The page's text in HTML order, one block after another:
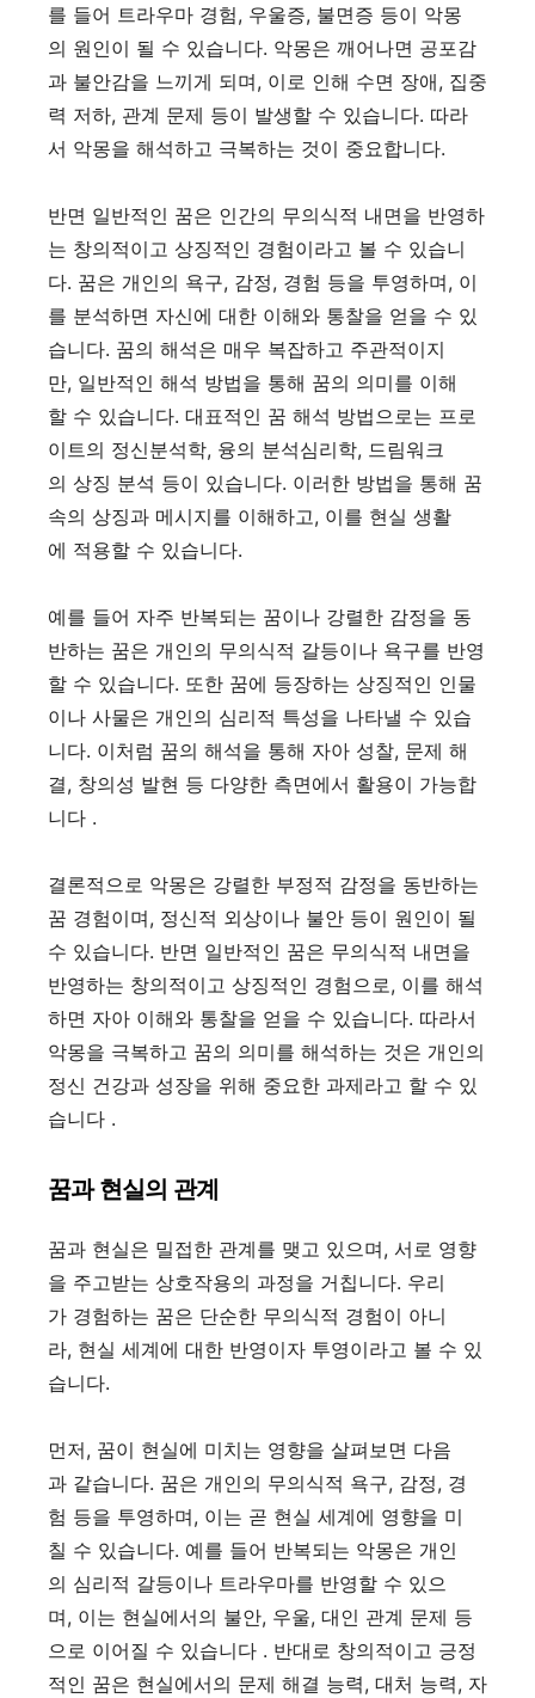
를 들어 트라우마 경험, 우울증, 불면증 등이 악몽
의 원인이 될 수 있습니다. 악몽은 깨어나면 공포감
과 불안감을 느끼게 되며, 이로 인해 수면 장애, 집중
력 저하, 관계 문제 등이 발생할 수 있습니다. 따라
서 악몽을 해석하고 극복하는 것이 중요합니다.
반면 일반적인 꿈은 인간의 무의식적 내면을 반영하
는 창의적이고 상징적인 경험이라고 볼 수 있습니
다. 꿈은 개인의 욕구, 감정, 경험 등을 투영하며, 이
를 분석하면 자신에 대한 이해와 통찰을 얻을 수 있
습니다. 꿈의 해석은 매우 복잡하고 주관적이지
만, 일반적인 해석 방법을 통해 꿈의 의미를 이해
할 수 있습니다. 대표적인 꿈 해석 방법으로는 프로
이트의 정신분석학, 융의 분석심리학, 드림워크
의 상징 분석 등이 있습니다. 이러한 방법을 통해 꿈
속의 상징과 메시지를 이해하고, 이를 현실 생활
에 적용할 수 있습니다.
예를 들어 자주 반복되는 꿈이나 강렬한 감정을 동
반하는 꿈은 개인의 무의식적 갈등이나 욕구를 반영
할 수 있습니다. 또한 꿈에 등장하는 상징적인 인물
이나 사물은 개인의 심리적 특성을 나타낼 수 있습
니다. 이처럼 꿈의 해석을 통해 자아 성찰, 문제 해
결, 창의성 발현 등 다양한 측면에서 활용이 가능합
니다 .
결론적으로 악몽은 강렬한 부정적 감정을 동반하는
꿈 경험이며, 정신적 외상이나 불안 등이 원인이 될
수 있습니다. 반면 일반적인 꿈은 무의식적 내면을
반영하는 창의적이고 상징적인 경험으로, 이를 해석
하면 자아 이해와 통찰을 얻을 수 있습니다. 따라서
악몽을 극복하고 꿈의 의미를 해석하는 것은 개인의
정신 건강과 성장을 위해 중요한 과제라고 할 수 있
습니다 .
꿈과 현실의 관계
꿈과 현실은 밀접한 관계를 맺고 있으며, 서로 영향
을 주고받는 상호작용의 과정을 거칩니다. 우리
가 경험하는 꿈은 단순한 무의식적 경험이 아니
라, 현실 세계에 대한 반영이자 투영이라고 볼 수 있
습니다.
먼저, 꿈이 현실에 미치는 영향을 살펴보면 다음
과 같습니다. 꿈은 개인의 무의식적 욕구, 감정, 경
험 등을 투영하며, 이는 곧 현실 세계에 영향을 미
칠 수 있습니다. 예를 들어 반복되는 악몽은 개인
의 심리적 갈등이나 트라우마를 반영할 수 있으
며, 이는 현실에서의 불안, 우울, 대인 관계 문제 등
으로 이어질 수 있습니다 . 반대로 창의적이고 긍정
적인 꿈은 현실에서의 문제 해결 능력, 대처 능력, 자